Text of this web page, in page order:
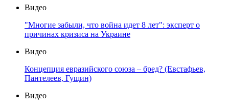
Видео
"Многие забыли, что война идет 8 лет": эксперт о
причинах кризиса на Украине
Видео
Концепция евразийского союза – бред? (Евстафьев,
Пантелеев, Гущин)
Видео